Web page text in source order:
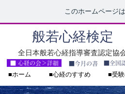
このホームページは
■ホーム ■心経のすすめ ■受
般若心経検定
全日本般若心経指導審査認定協
■ 心経の会＞詳細
■今月の書 ■全国